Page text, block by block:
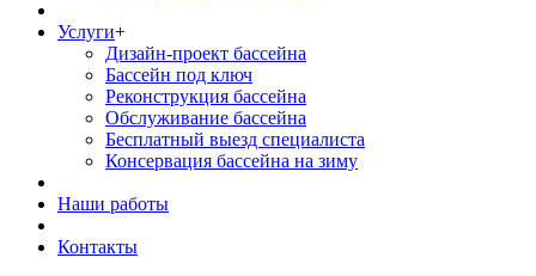
Услуги+
Дизайн-проект бассейна
Бассейн под ключ
Реконструкция бассейна
Обслуживание бассейна
Бесплатный выезд специалиста
Консервация бассейна на зиму
Наши работы
Контакты